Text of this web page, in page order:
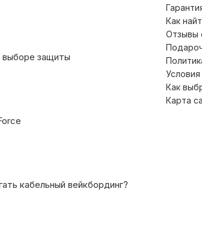
защиты
кабельный вейкбординг?
Как
Отзывы
Как
Карта